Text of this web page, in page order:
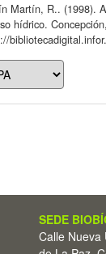
Martín, R.. (1998).
hídrico.
SEDE
Calle Nueva